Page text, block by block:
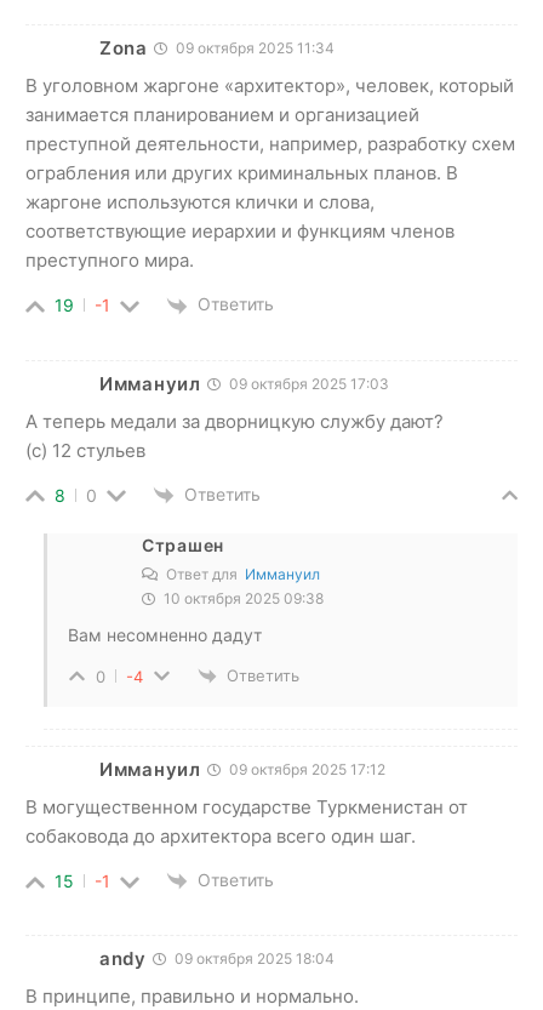
Zona 09 октября 2025 11:34
В уголовном жаргоне «архитектор», человек, который
занимается планированием и организацией
преступной деятельности, например, разработку схем
ограбления или других криминальных планов. В
жаргоне используются клички и слова,
соответствующие иерархии и функциям членов
преступного мира.
19 -1 Ответить
Иммануил 09 октября 2025 17:03
А теперь медали за дворницкую службу дают?
(с) 12 стульев
8 0 Ответить
Страшен
Ответ для Иммануил
10 октября 2025 09:38
Вам несомненно дадут
0 -4 Ответить
Иммануил 09 октября 2025 17:12
В могущественном государстве Туркменистан от
собаковода до архитектора всего один шаг.
15 -1 Ответить
andy 09 октября 2025 18:04
В принципе, правильно и нормально.